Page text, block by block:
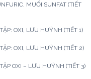
MUỐI SUNFAT (TIẾT
OXI, LƯU HUỲNH (TIẾT 1)
OXI, LƯU HUỲNH (TIẾT 2)
OXI – LƯU HUỲNH (TIẾT 3)